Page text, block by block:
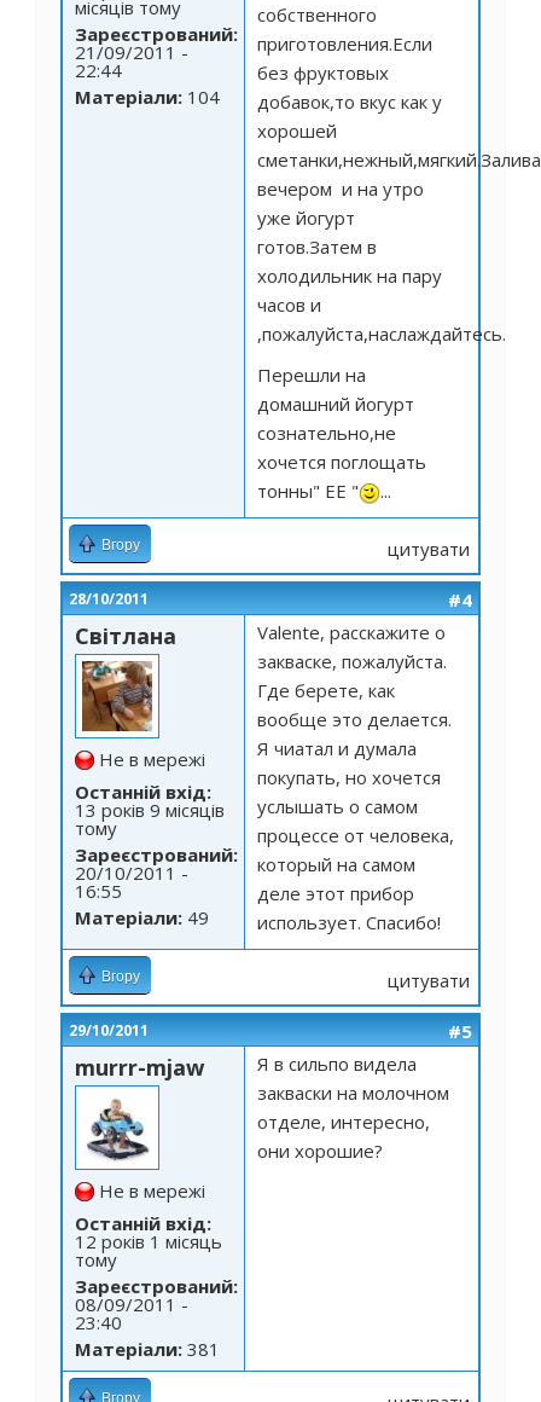
місяців тому
Зареєстрований:
21/09/2011 -
22:44
Матеріали: 104
собственного
приготовления.Если
без фруктовых
добавок,то вкус как у
хорошей
вечером и на утро
уже йогурт
готов.Затем в
холодильник на пару
часов и
,пожалуйста,наслаждайтесь.
Перешли на
домашний йогурт
сознательно,не
хочется поглощать
тонны" ЕЕ "
...
Вгору цитувати
28/10/2011 #4
Світлана
Не в мережі
Останній вхід:
13 років 9 місяців
тому
Зареєстрований:
20/10/2011 -
16:55
Матеріали: 49
Valente, расскажите о
закваске, пожалуйста.
Где берете, как
вообще это делается.
Я чиатал и думала
покупать, но хочется
услышать о самом
процессе от человека,
который на самом
деле этот прибор
использует. Спасибо!
Вгору цитувати
29/10/2011 #5
murrr-mjaw
Не в мережі
Останній вхід:
12 років 1 місяць
тому
Зареєстрований:
08/09/2011 -
23:40
Матеріали: 381
Я в сильпо видела
закваски на молочном
отделе, интересно,
они хорошие?
Вгору